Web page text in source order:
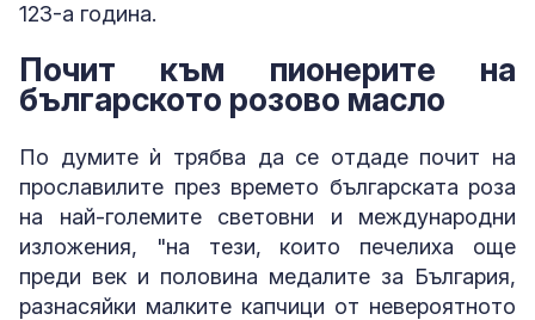
123-а година.
Почит към пионерите на
българското розово масло
По думите ѝ трябва да се отдаде почит на
прославилите през времето българската роза
на най-големите световни и международни
изложения, "на тези, които печелиха още
преди век и половина медалите за България,
разнасяйки малките капчици от невероятното